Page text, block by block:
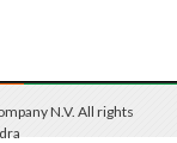
N.V. All rights